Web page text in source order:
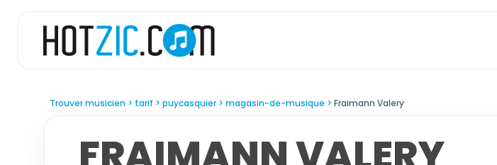
Trouver musicien tarif puycasquier magasin-de-musique Fraimann Valery